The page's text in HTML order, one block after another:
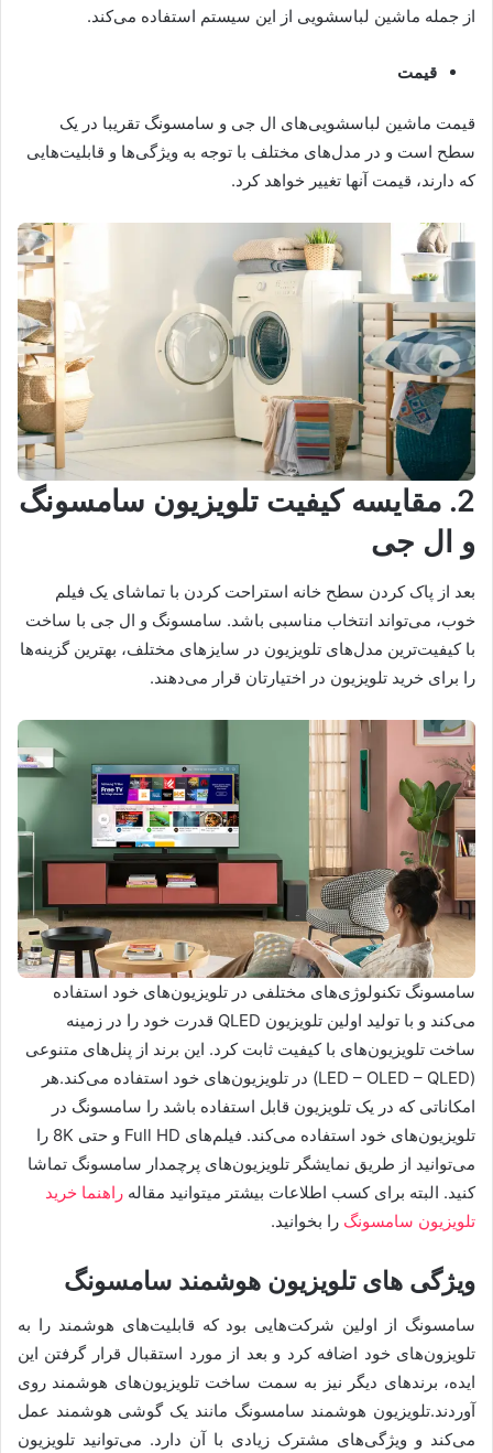
از جمله ماشین لباسشویی از این سیستم استفاده می‌کند.
قیمت
قیمت ماشین لباسشویی‌های ال جی و سامسونگ تقریبا در یک
سطح است و در مدل‌های مختلف با توجه به ویژگی‌ها و قابلیت‌هایی
که دارند، قیمت آنها تغییر خواهد کرد.
2. مقایسه کیفیت تلویزیون سامسونگ
و ال جی
بعد از پاک کردن سطح خانه استراحت کردن با تماشای یک فیلم
خوب، می‌تواند انتخاب مناسبی باشد. سامسونگ و ال جی با ساخت
با کیفیت‌ترین مدل‌های تلویزیون در سایزهای مختلف، بهترین گزینه‌ها
را برای خرید تلویزیون در اختیارتان قرار می‌دهند.
سامسونگ تکنولوژی‌های مختلفی در تلویزیون‌های خود استفاده
می‌کند و با تولید اولین تلویزیون QLED قدرت خود را در زمینه
ساخت تلویزیون‌های با کیفیت ثابت کرد. این برند از پنل‌های متنوعی
(LED – OLED – QLED) در تلویزیون‌های خود استفاده می‌کند.هر
امکاناتی که در یک تلویزیون قابل استفاده باشد را سامسونگ در
تلویزیون‌های خود استفاده می‌کند. فیلم‌های Full HD و حتی 8K را
می‌توانید از طریق نمایشگر تلویزیون‌های پرچمدار سامسونگ تماشا
کنید. البته برای کسب اطلاعات بیشتر میتوانید مقاله راهنما خرید
تلویزیون سامسونگ را بخوانید.
ویژگی های تلویزیون هوشمند سامسونگ
سامسونگ از اولین شرکت‌هایی بود که قابلیت‌های هوشمند را به
تلویزون‌های خود اضافه کرد و بعد از مورد استقبال قرار گرفتن این
ایده، برندهای دیگر نیز به سمت ساخت تلویزیون‌های هوشمند روی
آوردند.تلویزیون هوشمند سامسونگ مانند یک گوشی هوشمند عمل
می‌کند و ویژگی‌های مشترک زیادی با آن دارد. می‌توانید تلویزیون